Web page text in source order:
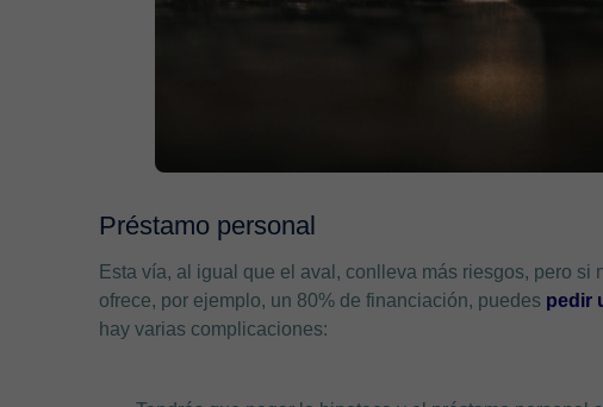
Préstamo personal
Esta vía, al igual que el aval, conlleva más riesgos, pero
ofrece, por ejemplo, un 80% de financiación, puedes pedir
hay varias complicaciones: